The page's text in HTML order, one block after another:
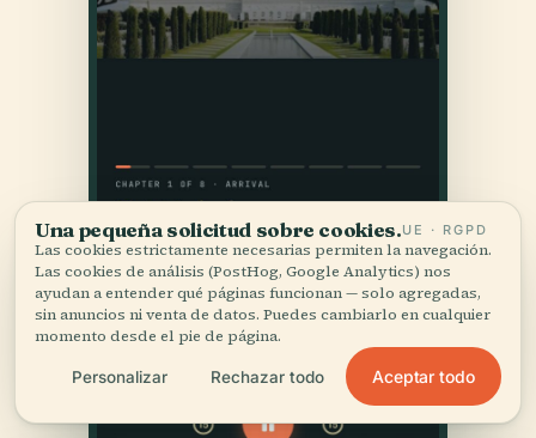
Una pequeña solicitud sobre cookies.UE · RGPD
Las cookies estrictamente necesarias permiten la navegación.
Las cookies de análisis (PostHog, Google Analytics) nos
ayudan a entender qué páginas funcionan — solo agregadas,
sin anuncios ni venta de datos. Puedes cambiarlo en cualquier
momento desde el pie de página.
Personalizar Rechazar todo Aceptar todo